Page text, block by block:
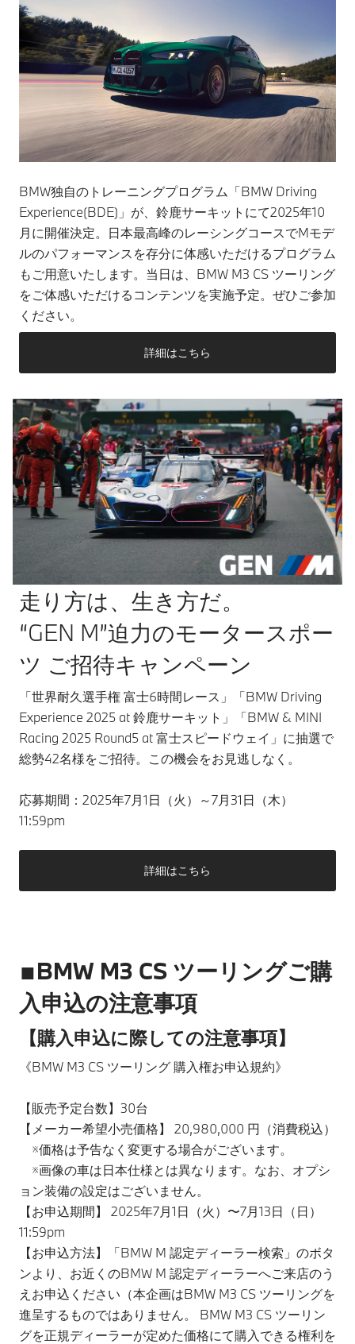
BMW独自のトレーニングプログラム「BMW Driving
Experience(BDE)」が、鈴鹿サーキットにて2025年10
月に開催決定。日本最高峰のレーシングコースでMモデ
ルのパフォーマンスを存分に体感いただけるプログラム
もご用意いたします。当日は、BMW M3 CS ツーリング
をご体感いただけるコンテンツを実施予定。ぜひご参加
ください。
詳細はこちら
走り方は、生き方だ。
“GEN M”迫力のモータースポー
ツ ご招待キャンペーン
「世界耐久選手権 富士6時間レース」「BMW Driving
Experience 2025 at 鈴鹿サーキット」「BMW & MINI
Racing 2025 Round5 at 富士スピードウェイ」に抽選で
総勢42名様をご招待。この機会をお見逃しなく。
応募期間：2025年7月1日（火）～7月31日（木）
11:59pm
詳細はこちら
■BMW M3 CS ツーリングご購
入申込の注意事項
【購入申込に際しての注意事項】
《BMW M3 CS ツーリング 購入権お申込規約》
【販売予定台数】30台
【メーカー希望小売価格】 20,980,000 円（消費税込）
※価格は予告なく変更する場合がございます。
※画像の車は日本仕様とは異なります。なお、オプシ
ョン装備の設定はございません。 ​
【お申込期間】 2025年7月1日（火）〜7月13日（日）
11:59pm
【お申込方法】「BMW M 認定ディーラー検索」のボタ
ンより、お近くのBMW M 認定ディーラーへご来店のう
えお申込ください（本企画はBMW M3 CS ツーリングを
進呈するものではありません。 BMW M3 CS ツーリン
グを正規ディーラーが定めた価格にて購入できる権利を